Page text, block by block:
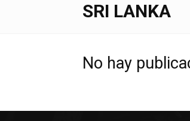
SRI LANKA
No hay